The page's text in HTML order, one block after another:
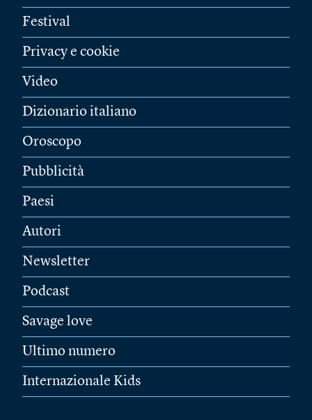
Festival
Privacy e cookie
Video
Dizionario italiano
Oroscopo
Pubblicità
Paesi
Autori
Newsletter
Podcast
Savage love
Ultimo numero
Internazionale Kids